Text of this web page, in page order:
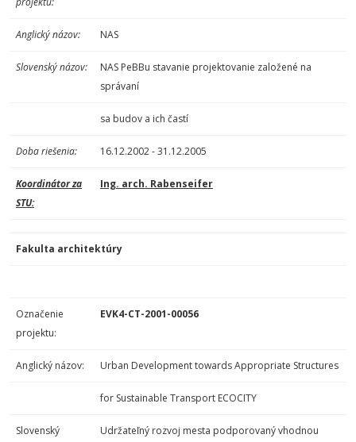
Anglický názov: NAS
Slovenský názov:
NAS PeBBu stavanie projektovanie založené na
správaní
sa budov a ich častí
Doba riešenia: 16.12.2002 - 31.12.2005
Koordinátor za
STU:
Ing. arch. Rabenseifer
Fakulta architektúry
Označenie
projektu:
EVK4-CT-2001-00056
Anglický názov: Urban Development towards Appropriate Structures
for Sustainable Transport ECOCITY
Slovenský
Udržateľný rozvoj mesta podporovaný vhodnou